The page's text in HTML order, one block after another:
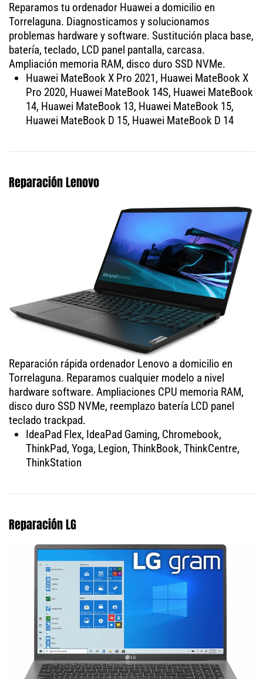
Reparamos tu ordenador Huawei a domicilio en
Torrelaguna. Diagnosticamos y solucionamos
problemas hardware y software. Sustitución placa base,
batería, teclado, LCD panel pantalla, carcasa.
Ampliación memoria RAM, disco duro SSD NVMe.
Huawei MateBook X Pro 2021, Huawei MateBook X
Pro 2020, Huawei MateBook 14S, Huawei MateBook
14, Huawei MateBook 13, Huawei MateBook 15,
Huawei MateBook D 15, Huawei MateBook D 14
Reparación Lenovo
Reparación rápida ordenador Lenovo a domicilio en
Torrelaguna. Reparamos cualquier modelo a nivel
hardware software. Ampliaciones CPU memoria RAM,
disco duro SSD NVMe, reemplazo batería LCD panel
teclado trackpad.
IdeaPad Flex, IdeaPad Gaming, Chromebook,
ThinkPad, Yoga, Legion, ThinkBook, ThinkCentre,
ThinkStation
Reparación LG